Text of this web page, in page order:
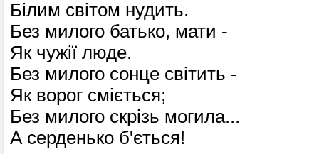
Білим світом нудить.
Без милого батько, мати -
Як чужії люде.
Без милого сонце світить -
Як ворог сміється;
Без милого скрізь могила...
А серденько б'ється!